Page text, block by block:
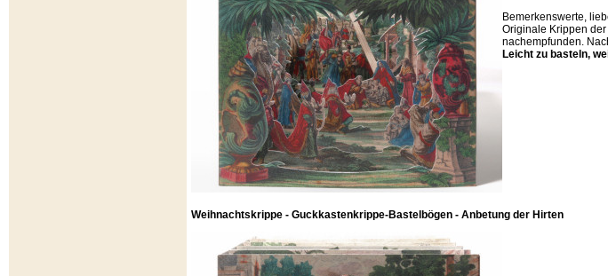
Bemerkenswerte,
Originale Krippen
nachempfunden.
Leicht zu basteln,
Weihnachtskrippe - Guckkastenkrippe-Bastelbögen - Anbetung der Hirten